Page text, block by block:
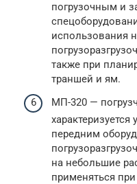
погрузочным и
использования
также при
траншей и ям.
МП-320 —
передним
на небольшие
применяться